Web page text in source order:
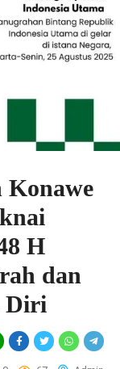
Konawe
H
dan
Diri